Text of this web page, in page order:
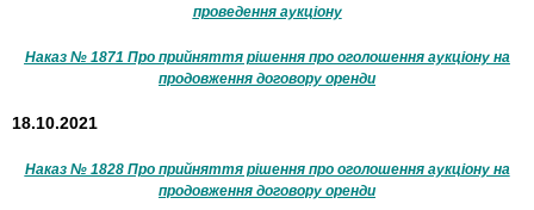
проведення аукціону
Наказ № 1871 Про прийняття рішення про оголошення аукціону на
продовження договору оренди
18.10.2021
Наказ № 1828 Про прийняття рішення про оголошення аукціону на
продовження договору оренди